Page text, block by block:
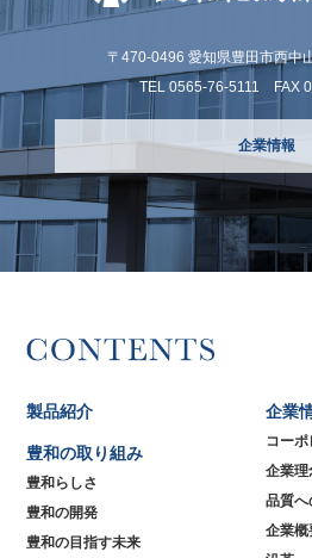
〒470-0496 愛知県豊⽥市⻄中
TEL 0565-76-5111 FAX
企業情報
製品紹介
豊和の取り組み
豊和らしさ
豊和の開発
豊和の目指す未来
企業
コー
企業理
品質へ
企業概